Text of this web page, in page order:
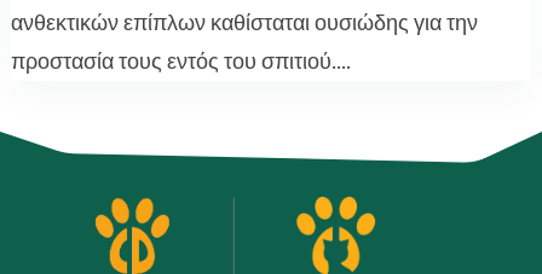
ανθεκτικών επίπλων καθίσταται ουσιώδης για την
προστασία τους εντός του σπιτιού....